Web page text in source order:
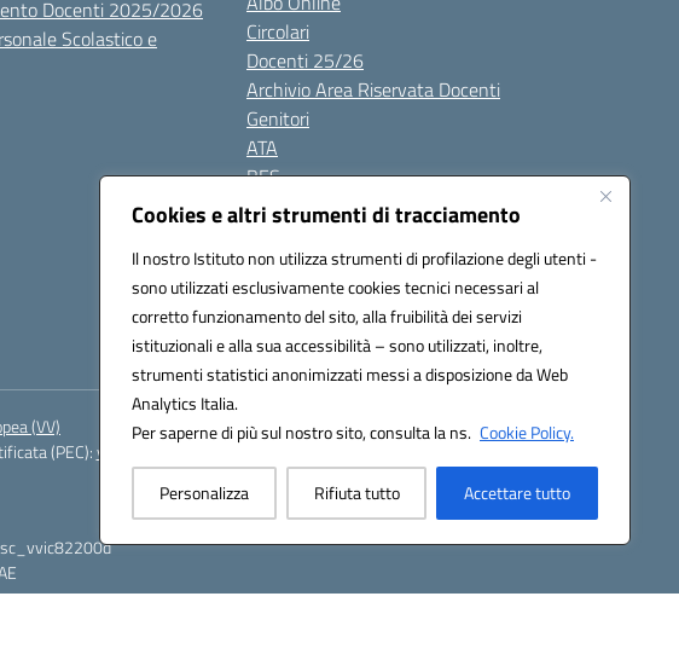
Cookies e altri strumenti di tracciamento
Il nostro Istituto non utilizza strumenti di profilazione degli utenti -
sono utilizzati esclusivamente cookies tecnici necessari al
corretto funzionamento del sito, alla fruibilità dei servizi
istituzionali e alla sua accessibilità – sono utilizzati, inoltre,
strumenti statistici anonimizzati messi a disposizione da Web
Analytics Italia.
Per saperne di più sul nostro sito, consulta la ns. Cookie Policy.
Personalizza Rifiuta tutto Accettare tutto
Docenti 2025/2026
Scolastico e
Circolari
Docenti 25/26
Archivio Area Riservata Docenti
Genitori
ATA
BES
Modulistica
Gallery
(VV)
(PEC):vvic82200d@pec.istruzione.it